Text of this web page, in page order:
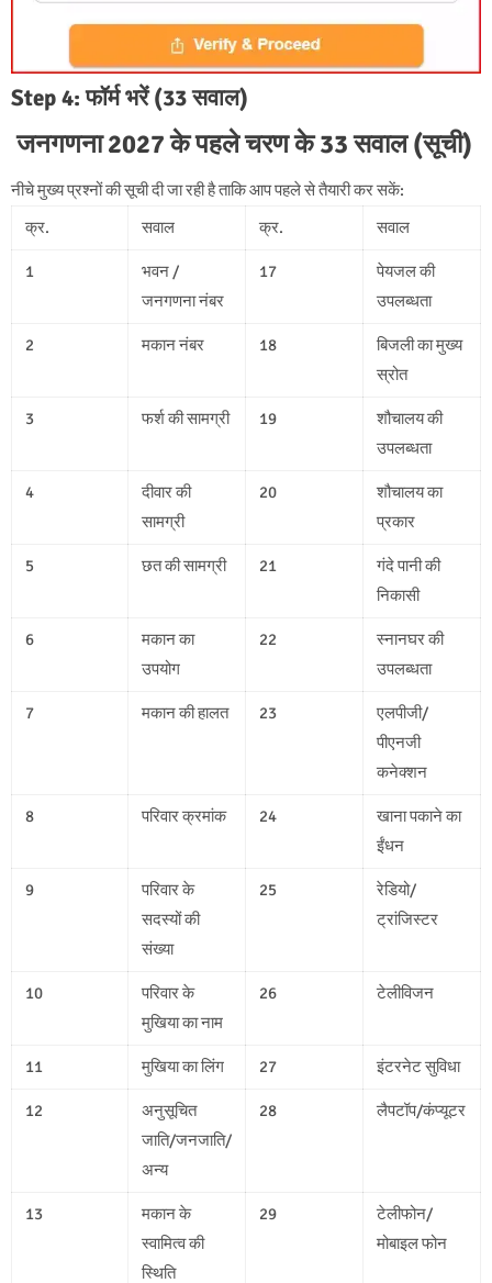
Step 4: फॉर्म भरें (33 सवाल)
जनगणना 2027 के पहले चरण के 33 सवाल (सूची)
नीचे मुख्य प्रश्नों की सूची दी जा रही है ताकि आप पहले से तैयारी कर सकें:
क्र.
सवाल क्र. सवाल
1
भवन /
जनगणना नंबर
17
पेयजल की
उपलब्धता
2 मकान नंबर 18
बिजली का मुख्य
स्रोत
3 फर्श की सामग्री 19
शौचालय की
उपलब्धता
4
दीवार की
सामग्री
20
शौचालय का
प्रकार
5 छत की सामग्री 21
गंदे पानी की
निकासी
6
मकान का
उपयोग
22
स्नानघर की
उपलब्धता
7 मकान की हालत 23
एलपीजी/
पीएनजी
कनेक्शन
8 परिवार क्रमांक 24
खाना पकाने का
ईंधन
9
परिवार के
सदस्यों की
संख्या
25
रेडियो/
ट्रांजिस्टर
10
परिवार के
मुखिया का नाम
26 टेलीविजन
11 मुखिया का लिंग 27 इंटरनेट सुविधा
12
अनुसूचित
जाति/जनजाति/
अन्य
28 लैपटॉप/कंप्यूटर
13
मकान के
स्वामित्व की
स्थिति
29
टेलीफोन/
मोबाइल फोन